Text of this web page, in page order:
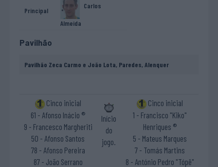
Principal
Carlos
Almeida
Pavilhão
Pavilhão Zeca Carmo e João Lota, Paredes, Alenquer
Cinco inicial
61 - Afonso Inácio ®
9 - Francesco Margheriti
50 - Afonso Santos
78 - Afonso Pereira
87 - João Serrano
Início
do
jogo.
Cinco inicial
1 - Francisco "Kiko"
Henriques ®
5 - Mateus Marques
7 - Tomás Martins
8 - António Pedro "Tópê"